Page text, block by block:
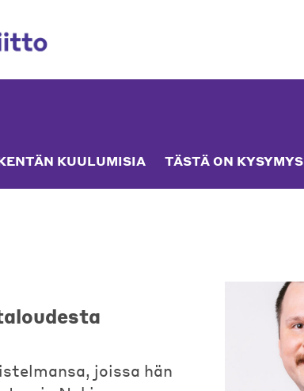
KUULUMISIA TÄSTÄ ON KYSYMYS
joissa hän